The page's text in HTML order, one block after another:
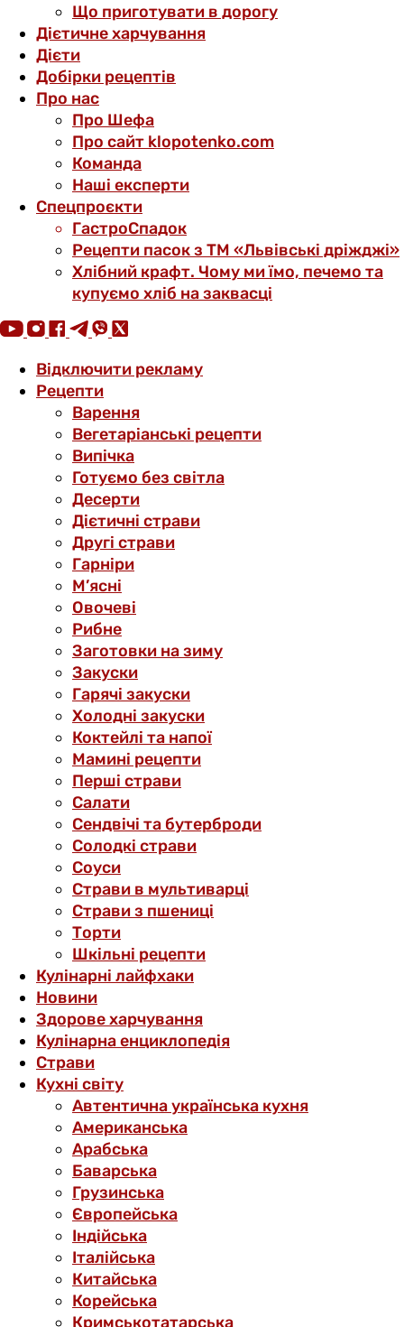
Що приготувати в дорогу
Дієтичне харчування
Дієти
Добірки рецептів
Про нас
Про Шефа
Про сайт klopotenko.com
Команда
Наші експерти
Спецпроєкти
ГастроСпадок
Рецепти пасок з ТМ «Львівські дріжджі»
Хлібний крафт. Чому ми їмо, печемо та
купуємо хліб на заквасці
Відключити рекламу
Рецепти
Варення
Вегетаріанські рецепти
Випічка
Готуємо без світла
Десерти
Дієтичні страви
Другі страви
Гарніри
М’ясні
Овочеві
Рибне
Заготовки на зиму
Закуски
Гарячі закуски
Холодні закуски
Коктейлі та напої
Мамині рецепти
Перші страви
Салати
Сендвічі та бутерброди
Солодкі страви
Соуси
Страви в мультиварці
Страви з пшениці
Торти
Шкільні рецепти
Кулінарні лайфхаки
Новини
Здорове харчування
Кулінарна енциклопедія
Страви
Кухні світу
Автентична українська кухня
Американська
Арабська
Баварська
Грузинська
Європейська
Індійська
Італійська
Китайська
Корейська
Кримськотатарська